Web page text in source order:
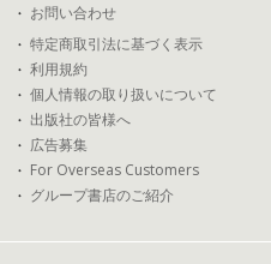
お問い合わせ
特定商取引法に基づく表示
利用規約
個人情報の取り扱いについて
出版社の皆様へ
広告募集
For Overseas Customers
グループ書店のご紹介